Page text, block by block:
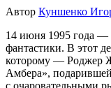
Автор Куншенко
14 июня 1995 года —
фантастики. В этот
которому — Роджер
Амбера»,